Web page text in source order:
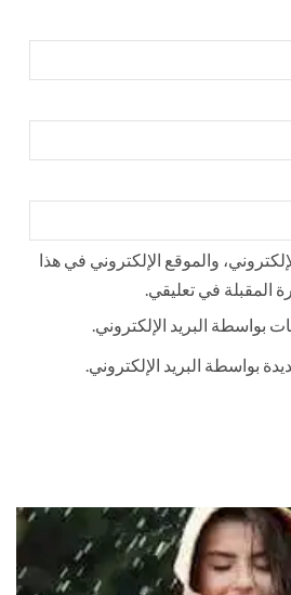
والموقع الإلكتروني في هذا
المقبلة في تعليقي.
بواسطة البريد الإلكتروني.
بواسطة البريد الإلكتروني.